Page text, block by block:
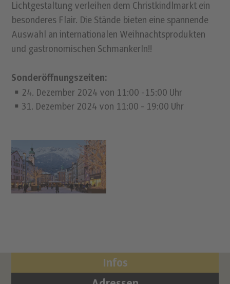
Lichtgestaltung verleihen dem Christkindlmarkt ein
besonderes Flair. Die Stände bieten eine spannende
Auswahl an internationalen Weihnachtsprodukten
und gastronomischen Schmankerln!!
Sonderöffnungszeiten:
24. Dezember 2024 von 11:00 -15:00 Uhr
31. Dezember 2024 von 11:00 - 19:00 Uhr
Infos